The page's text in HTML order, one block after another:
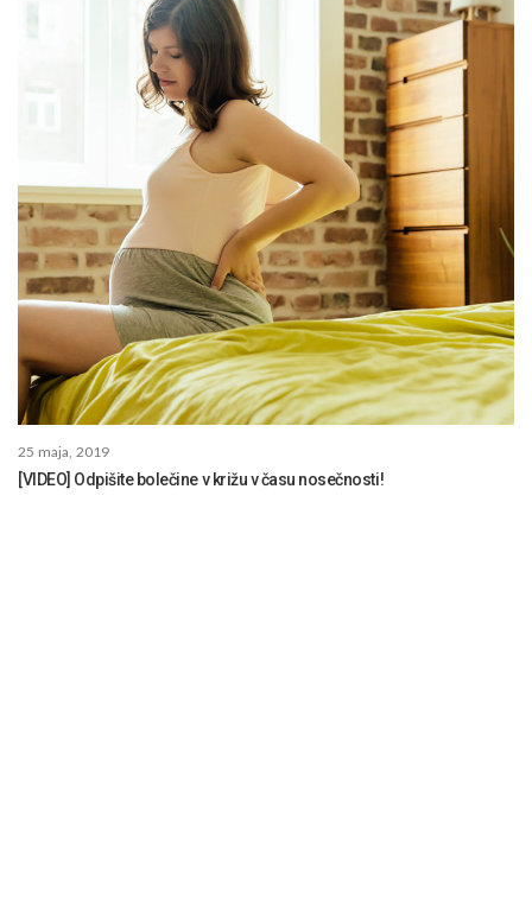
25 maja, 2019
[VIDEO] Odpišite bolečine v križu v času nosečnosti!